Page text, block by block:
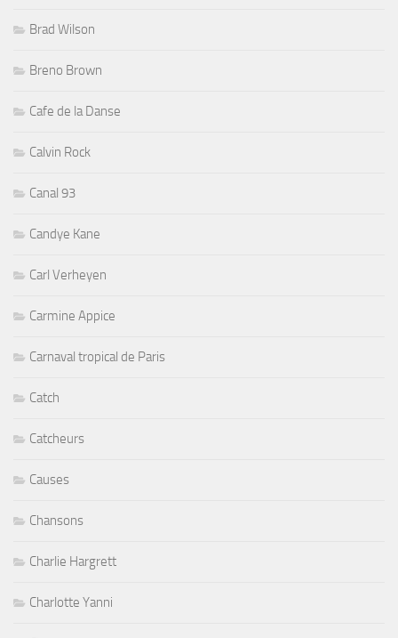
Brad Wilson
Breno Brown
Cafe de la Danse
Calvin Rock
Canal 93
Candye Kane
Carl Verheyen
Carmine Appice
Carnaval tropical de Paris
Catch
Catcheurs
Causes
Chansons
Charlie Hargrett
Charlotte Yanni